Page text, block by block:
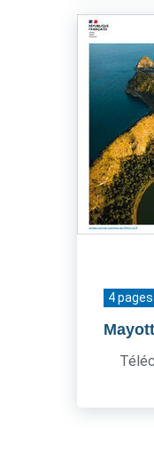
4 pages